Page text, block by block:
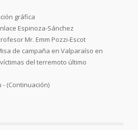
gráfica
Espinoza-Sánchez
Mr. Emm Pozzi-Escot
de campaña en Valparaíso en
del terremoto último
- (Continuación)